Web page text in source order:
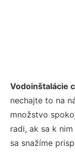
Vodoinštalácie
nechajte to na
množstvo
radi, ak sa k
sa snažíme